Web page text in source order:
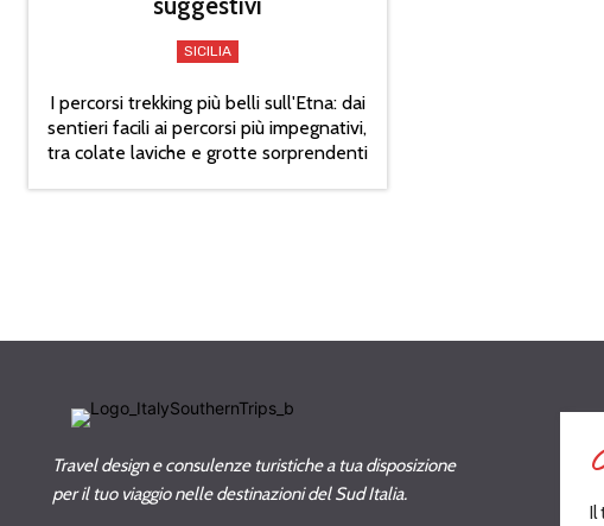
SICILIA
I percorsi trekking più belli sull'Etna: dai
sentieri facili ai percorsi più impegnativi,
tra colate laviche e grotte sorprendenti
Travel design e consulenze turistiche a tua disposizione
per il tuo viaggio nelle destinazioni del Sud Italia.
Il